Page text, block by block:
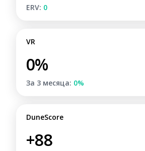
ERV: 0
VR
0%
За 3 месяца: 0%
DuneScore
+88